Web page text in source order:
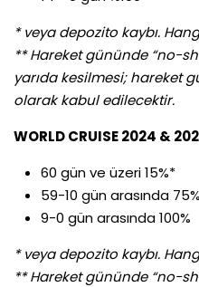
* veya depozito kaybı.
** Hareket gününde “no-
yarıda kesilmesi; hareket
olarak kabul edilecektir.
WORLD CRUISE 2024 &
60 gün ve üzeri 15%*
59-10 gün arasında 75%
9-0 gün arasında 100%
* veya depozito kaybı.
** Hareket gününde “no-